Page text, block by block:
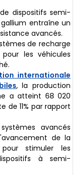
dispositifs semi-
entraîne un
avancés.
de recharge
les véhicules
internationale
, la production
a atteint 68 020
de 11% par rapport
avancés
de la
stimuler les
à semi-